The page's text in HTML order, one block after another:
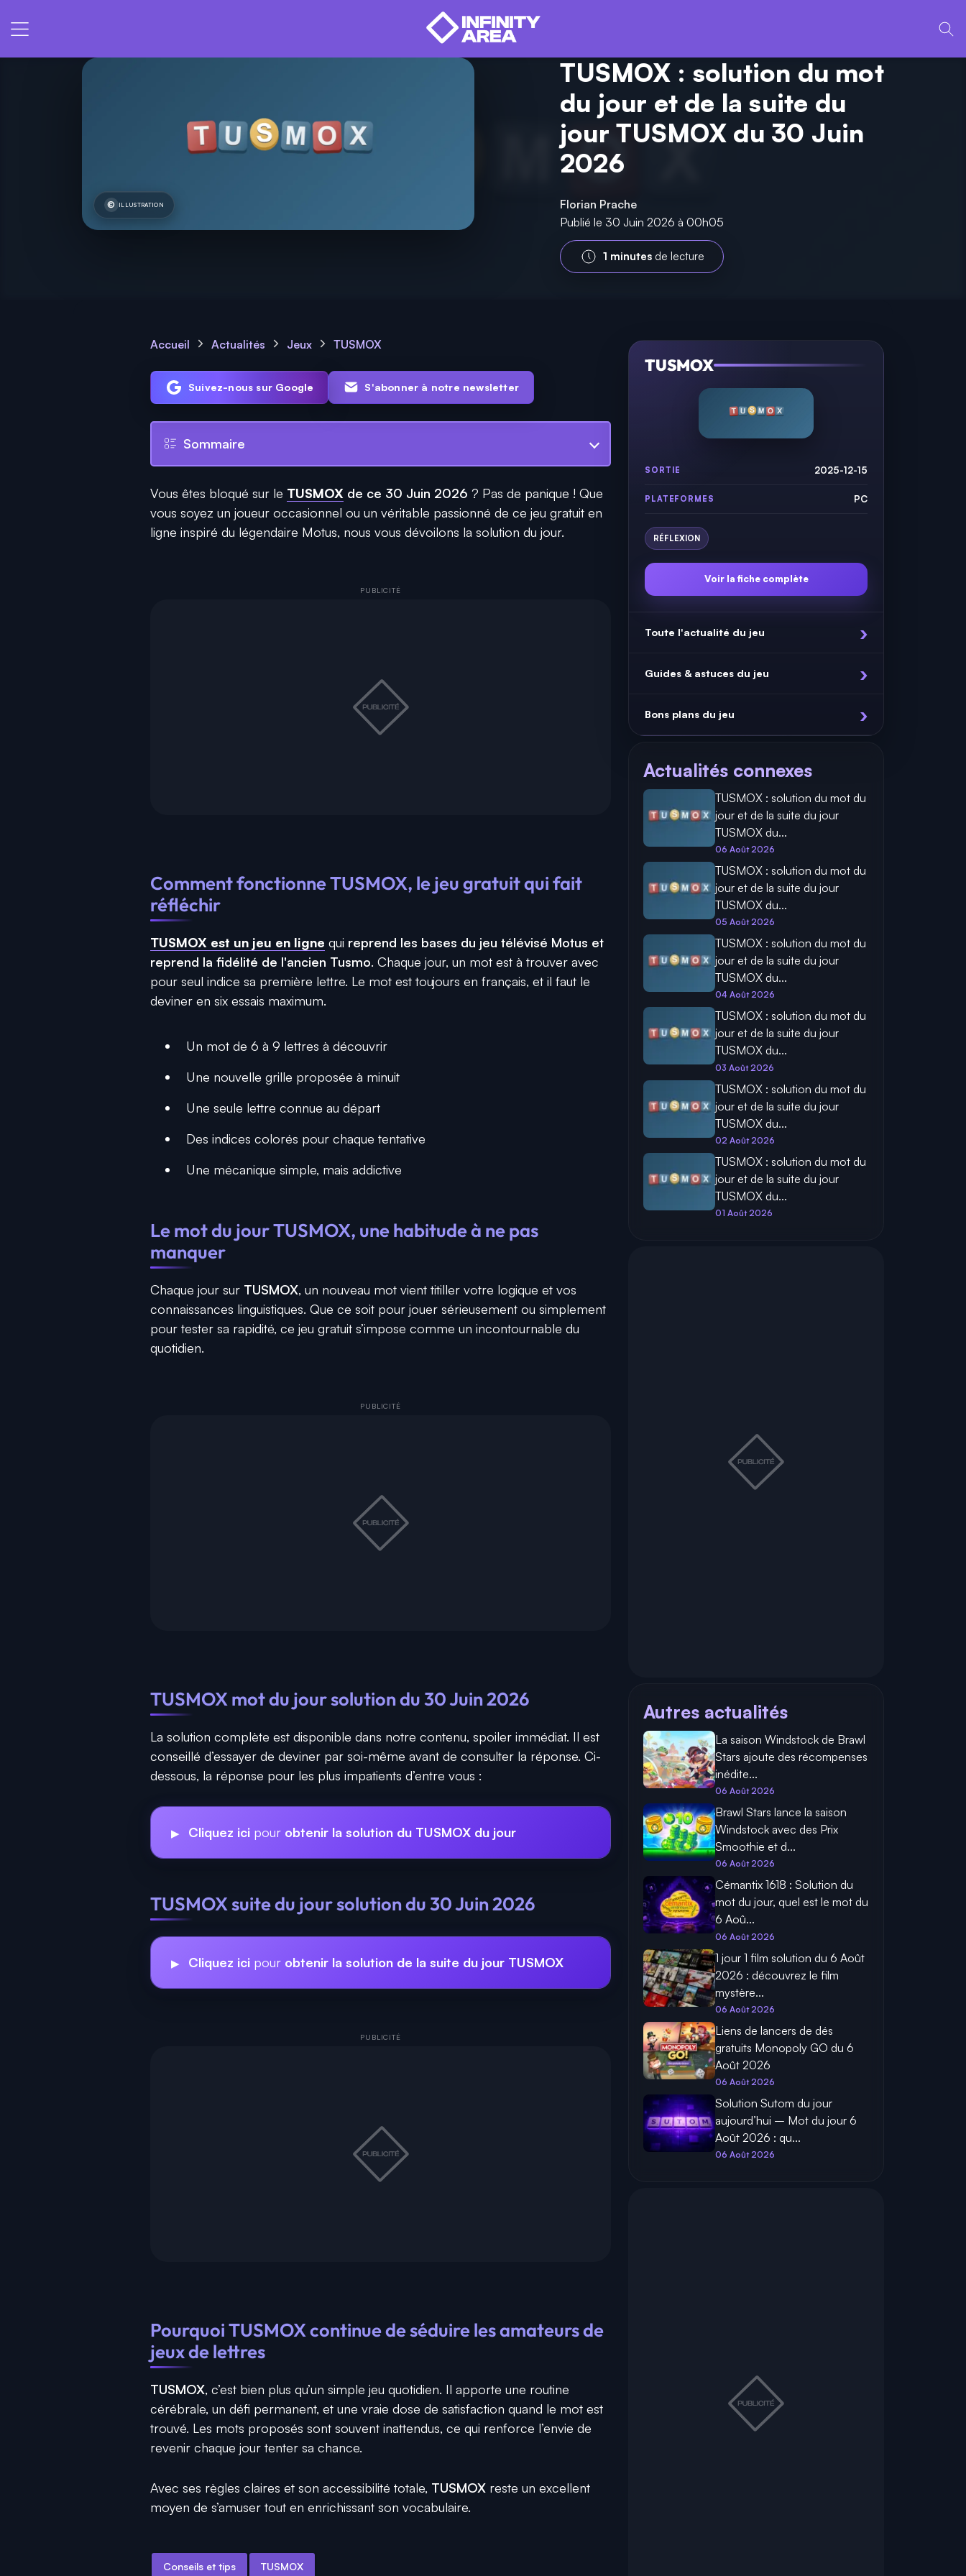
ILLUSTRATION
TUSMOX : solution du mot
du jour et de la suite du
jour TUSMOX du 30 Juin
2026
Florian Prache
Publié le 30 Juin 2026 à 00h05
1 minutesde lecture
Accueil Actualités Jeux TUSMOX
Suivez-nous sur Google S'abonner à notre newsletter
Sommaire
Vous êtes bloqué sur le TUSMOX de ce 30 Juin 2026 ? Pas de panique ! Que
vous soyez un joueur occasionnel ou un véritable passionné de ce jeu gratuit en
ligne inspiré du légendaire Motus, nous vous dévoilons la solution du jour.
Comment fonctionne TUSMOX, le jeu gratuit qui fait
réfléchir
TUSMOX est un jeu en ligne qui reprend les bases du jeu télévisé Motus et
reprend la fidélité de l'ancien Tusmo. Chaque jour, un mot est à trouver avec
pour seul indice sa première lettre. Le mot est toujours en français, et il faut le
deviner en six essais maximum.
Un mot de 6 à 9 lettres à découvrir
Une nouvelle grille proposée à minuit
Une seule lettre connue au départ
Des indices colorés pour chaque tentative
Une mécanique simple, mais addictive
Le mot du jour TUSMOX, une habitude à ne pas
manquer
Chaque jour sur TUSMOX, un nouveau mot vient titiller votre logique et vos
connaissances linguistiques. Que ce soit pour jouer sérieusement ou simplement
pour tester sa rapidité, ce jeu gratuit s’impose comme un incontournable du
quotidien.
TUSMOX mot du jour solution du 30 Juin 2026
La solution complète est disponible dans notre contenu, spoiler immédiat. Il est
conseillé d’essayer de deviner par soi-même avant de consulter la réponse. Ci-
dessous, la réponse pour les plus impatients d’entre vous :
Cliquez ici pour obtenir la solution du TUSMOX du jour
TUSMOX suite du jour solution du 30 Juin 2026
Cliquez ici pour obtenir la solution de la suite du jour TUSMOX
Pourquoi TUSMOX continue de séduire les amateurs de
jeux de lettres
TUSMOX, c’est bien plus qu’un simple jeu quotidien. Il apporte une routine
cérébrale, un défi permanent, et une vraie dose de satisfaction quand le mot est
trouvé. Les mots proposés sont souvent inattendus, ce qui renforce l’envie de
revenir chaque jour tenter sa chance.
Avec ses règles claires et son accessibilité totale, TUSMOX reste un excellent
moyen de s’amuser tout en enrichissant son vocabulaire.
Conseils et tips TUSMOX
TUSMOX
SORTIE 2025-12-15
PLATEFORMES PC
RÉFLEXION
Voir la fiche complète
Toute l'actualité du jeu
Guides & astuces du jeu
Bons plans du jeu
Actualités connexes
TUSMOX : solution du mot du
jour et de la suite du jour
TUSMOX du...
06 Août 2026
TUSMOX : solution du mot du
jour et de la suite du jour
TUSMOX du...
05 Août 2026
TUSMOX : solution du mot du
jour et de la suite du jour
TUSMOX du...
04 Août 2026
TUSMOX : solution du mot du
jour et de la suite du jour
TUSMOX du...
03 Août 2026
TUSMOX : solution du mot du
jour et de la suite du jour
TUSMOX du...
02 Août 2026
TUSMOX : solution du mot du
jour et de la suite du jour
TUSMOX du...
01 Août 2026
Autres actualités
La saison Windstock de Brawl
Stars ajoute des récompenses
inédite...
06 Août 2026
Brawl Stars lance la saison
Windstock avec des Prix
Smoothie et d...
06 Août 2026
Cémantix 1618 : Solution du
mot du jour, quel est le mot du
6 Aoû...
06 Août 2026
1 jour 1 film solution du 6 Août
2026 : découvrez le film
mystère...
06 Août 2026
Liens de lancers de dés
gratuits Monopoly GO du 6
Août 2026
06 Août 2026
Solution Sutom du jour
aujourd’hui – Mot du jour 6
Août 2026 : qu...
06 Août 2026